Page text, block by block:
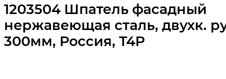
1203504 Шпатель фасадный
нержавеющая сталь, двухк.
300мм, Россия, T4P